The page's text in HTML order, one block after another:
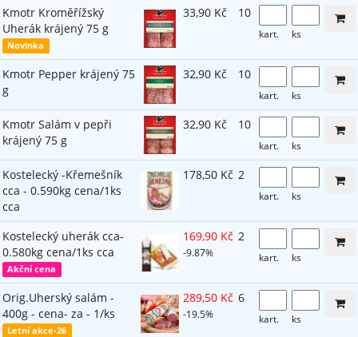
Kmotr Kroměřížský
Uherák krájený 75 g
Novinka
33,90 Kč 10
kart. ks
Kmotr Pepper krájený 75
g
32,90 Kč 10
kart. ks
Kmotr Salám v pepři
krájený 75 g
32,90 Kč 10
kart. ks
Kostelecký -Křemešník
cca - 0.590kg cena/1ks
cca
178,50 Kč 2
kart. ks
Kostelecký uherák cca-
0.580kg cena/1ks cca
Akční cena
169,90 Kč
-9.87%
2
kart. ks
Orig.Uherský salám -
400g - cena- za - 1/ks
Letní akce-26
289,50 Kč
-19.5%
6
kart. ks